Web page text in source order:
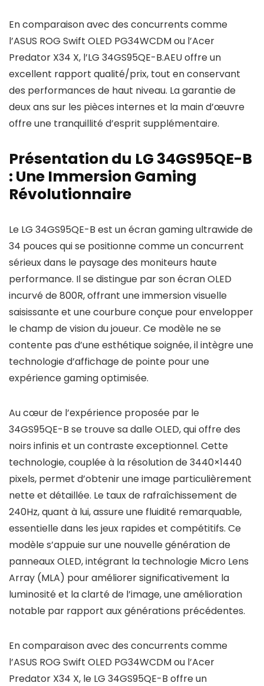
En comparaison avec des concurrents comme
l’ASUS ROG Swift OLED PG34WCDM ou l’Acer
Predator X34 X, l’LG 34GS95QE-B.AEU offre un
excellent rapport qualité/prix, tout en conservant
des performances de haut niveau. La garantie de
deux ans sur les pièces internes et la main d’œuvre
offre une tranquillité d’esprit supplémentaire.
Présentation du LG 34GS95QE-B
: Une Immersion Gaming
Révolutionnaire
Le LG 34GS95QE-B est un écran gaming ultrawide de
34 pouces qui se positionne comme un concurrent
sérieux dans le paysage des moniteurs haute
performance. Il se distingue par son écran OLED
incurvé de 800R, offrant une immersion visuelle
saisissante et une courbure conçue pour envelopper
le champ de vision du joueur. Ce modèle ne se
contente pas d’une esthétique soignée, il intègre une
technologie d’affichage de pointe pour une
expérience gaming optimisée.
Au cœur de l’expérience proposée par le
34GS95QE-B se trouve sa dalle OLED, qui offre des
noirs infinis et un contraste exceptionnel. Cette
technologie, couplée à la résolution de 3440×1440
pixels, permet d’obtenir une image particulièrement
nette et détaillée. Le taux de rafraîchissement de
240Hz, quant à lui, assure une fluidité remarquable,
essentielle dans les jeux rapides et compétitifs. Ce
modèle s’appuie sur une nouvelle génération de
panneaux OLED, intégrant la technologie Micro Lens
Array (MLA) pour améliorer significativement la
luminosité et la clarté de l’image, une amélioration
notable par rapport aux générations précédentes.
En comparaison avec des concurrents comme
l’ASUS ROG Swift OLED PG34WCDM ou l’Acer
Predator X34 X, le LG 34GS95QE-B offre un